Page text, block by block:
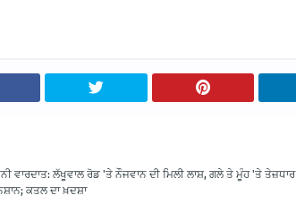
ਵਾਰਦਾਤ: ਲੱਖੂਵਾਲ ਰੋਡ 'ਤੇ ਨੌਜਵਾਨ ਦੀ ਮਿਲੀ ਲਾਸ਼, ਗਲੇ ਤੇ ਮੂੰਹ 'ਤੇ ਤੇਜ਼ਧਾਰ
ਕਤਲ ਦਾ ਖ਼ਦਸ਼ਾ